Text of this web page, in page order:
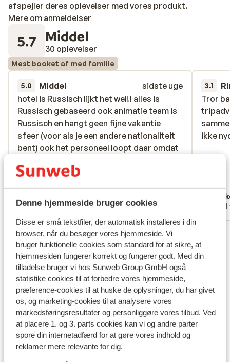
Denne hjemmeside bruger cookies
Disse er små tekstfiler, der automatisk installeres i din
browser, når du besøger vores hjemmeside. Vi
bruger funktionelle cookies som standard for at sikre, at
hjemmesiden fungerer korrekt og fungerer godt. Med din
tilladelse bruger vi hos Sunweb Group GmbH også
statistike cookies til at forbedre vores hjemmeside,
præference-cookies til at huske de oplysninger, du har givet
os, og marketing-cookies til at analysere vores
markedsføringsresultater og personliggøre vores tilbud. Ved
at placere 1. og 3. parts cookies kan vi og andre parter
spore din internetadfærd for at gøre vores indhold og
reklamer mere relevante for dig.
afspejler deres oplevelser med vores produkt.
Mere om anmeldelser
5.7 Middel
30 oplevelser
Mest booket af med familie
5.0 Middel
sidste uge
hotel is Russisch lijkt het wel!! alles is
Russisch gebaseerd ook animatie team is
Russisch en hangt geen fijne vakantie
sfeer (voor als je een andere nationaliteit
bent) ook het personeel loopt daar omdat
alles goed te leiden en krijgen nauwelijks
nauwelijks engels of duits!! Russisch en
turks wordt er wel gesproken het eten is
matig en niet echt lekker en nu zijn wij geen
moeilijke eters. het zou ultra all in moeten
maar zie niet hoe het ultra zou moeten zijn
maar een simpele all in .waar je ook alles
kon krijgen wat bij andere all ins wel is. de
kamer was goed en bed was ook goed
(pluspunt daar) douche was schimmel
maar niet storend voor ons het strand is
goed en veel bedden onder een groot
zonnescherm over de hele lenge van hun
hotel. liggen hotel ook goed bij uitgang
hotel is Russisch lijkt het wel!! alles is
Russisch gebaseerd ook animatie team is
Russisch en hangt geen fijne vakantie
sfeer (voor als je een andere nationaliteit
bent) ook het personeel loopt daar omdat
alles goed...mere
Med partner
3.1
Tror
ikke
Tror
ikke
Se alle 30 anmeldelser
Lokation
Se på kort